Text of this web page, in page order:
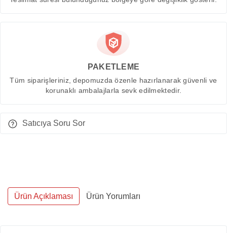
PAKETLEME
Tüm siparişleriniz, depomuzda özenle hazırlanarak güvenli ve
korunaklı ambalajlarla sevk edilmektedir.
Satıcıya Soru Sor
Ürün Açıklaması Ürün Yorumları